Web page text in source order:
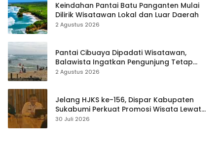
Keindahan Pantai Batu Panganten Mulai
Dilirik Wisatawan Lokal dan Luar Daerah
2 Agustus 2026
Pantai Cibuaya Dipadati Wisatawan,
Balawista Ingatkan Pengunjung Tetap
Waspada
2 Agustus 2026
Jelang HJKS ke-156, Dispar Kabupaten
Sukabumi Perkuat Promosi Wisata Lewat
Publikasi Digital
30 Juli 2026